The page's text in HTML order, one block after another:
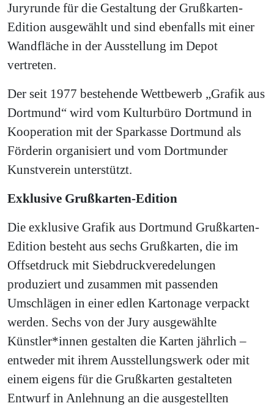
Juryrunde für die Gestaltung der Grußkarten-
Edition ausgewählt und sind ebenfalls mit einer
Wandfläche in der Ausstellung im Depot
vertreten.
Der seit 1977 bestehende Wettbewerb „Grafik aus
Dortmund“ wird vom Kulturbüro Dortmund in
Kooperation mit der Sparkasse Dortmund als
Förderin organisiert und vom Dortmunder
Kunstverein unterstützt.
Exklusive Grußkarten-Edition
Die exklusive Grafik aus Dortmund Grußkarten-
Edition besteht aus sechs Grußkarten, die im
Offsetdruck mit Siebdruckveredelungen
produziert und zusammen mit passenden
Umschlägen in einer edlen Kartonage verpackt
werden. Sechs von der Jury ausgewählte
Künstler*innen gestalten die Karten jährlich –
entweder mit ihrem Ausstellungswerk oder mit
einem eigens für die Grußkarten gestalteten
Entwurf in Anlehnung an die ausgestellten